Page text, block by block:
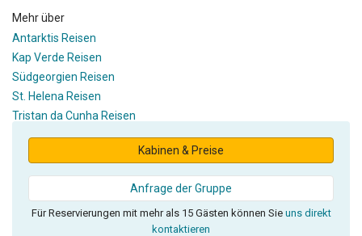
Mehr über
Antarktis Reisen
Kap Verde Reisen
Südgeorgien Reisen
St. Helena Reisen
Tristan da Cunha Reisen
Kabinen & Preise
Anfrage der Gruppe
Für Reservierungen mit mehr als 15 Gästen können Sie uns direkt
kontaktieren